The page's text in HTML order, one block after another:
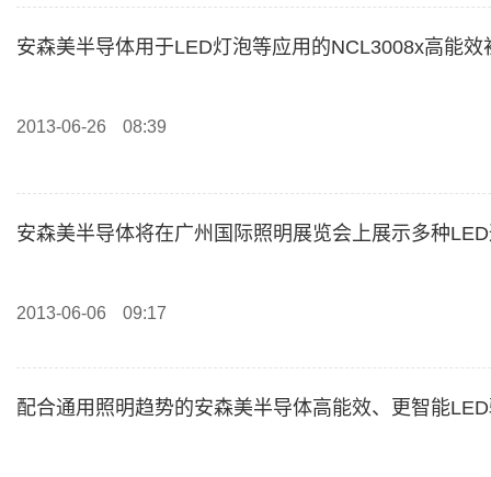
安森美半导体用于LED灯泡等应用的NCL3008x高能效
2013-06-26 08:39
安森美半导体将在广州国际照明展览会上展示多种
2013-06-06 09:17
配合通用照明趋势的安森美半导体高能效、更智能